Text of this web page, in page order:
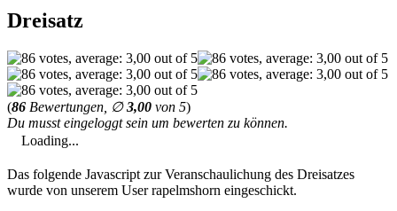
Dreisatz
(86 Bewertungen, ∅3,00 von 5)
Du musst eingeloggt sein um bewerten zu können.
Loading...
Das folgende Javascript zur Veranschaulichung des Dreisatzes
wurde von unserem User rapelmshorn eingeschickt.